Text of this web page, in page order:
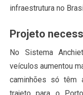
infraestrutura no
Projeto
No Sistema
veículos aumentou
caminhões só têm